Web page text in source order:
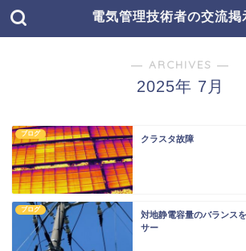
電気管理技術者の交流掲
― ARCHIVES ―
2025年 7月
ブログ
クラスタ故障
ブログ
対地静電容量のバランス
サー